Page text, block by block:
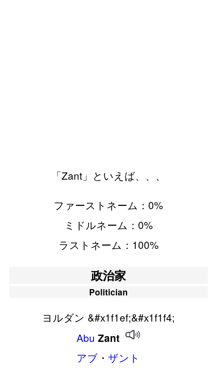
「Zant」といえば、、、
ファーストネーム：0%
ミドルネーム：0%
ラストネーム：100%
政治家
Politician
ヨルダン &#x1f1ef;&#x1f1f4;
Abu Zant
アブ ・ザント